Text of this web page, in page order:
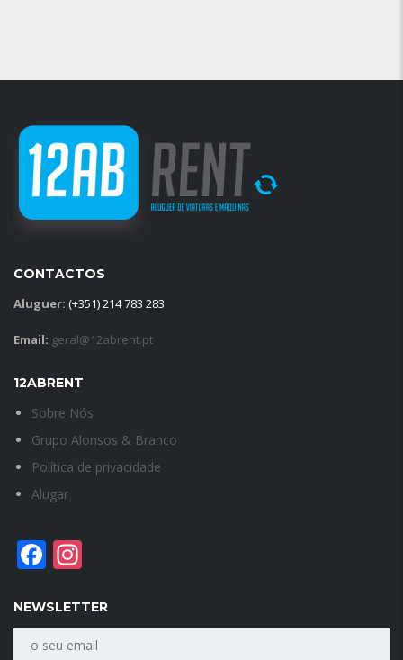
CONTACTOS
Aluguer: (+351) 214 783 283
Email: geral@12abrent.pt
12ABRENT
Sobre Nós
Grupo Alonsos & Branco
Política de privacidade
Alugar
Facebook
NEWSLETTER